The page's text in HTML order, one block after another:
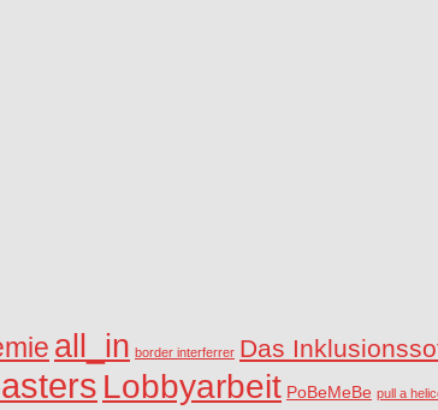
all_in border interferrer Das
Lobbyarbeit PoBeMeBe pull a